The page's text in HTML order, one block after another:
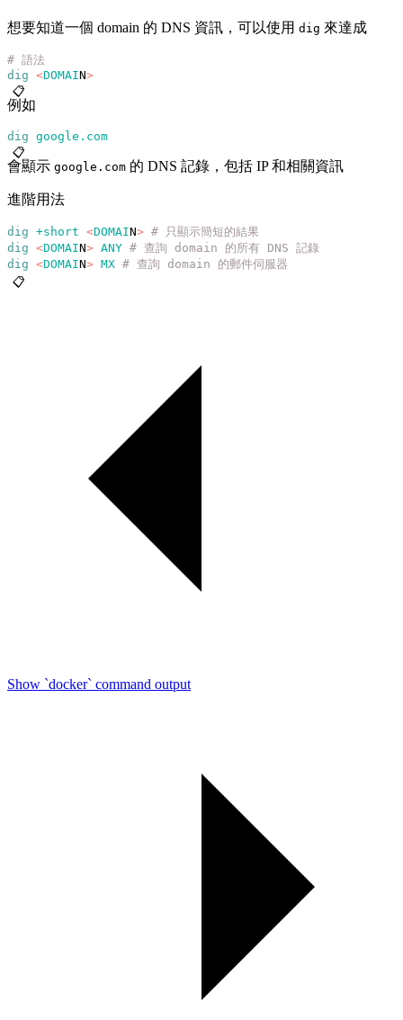
想要知道一個 domain 的 DNS 資訊，可以使用 dig 來達成
# 語法
dig <DOMAIN>
📋
例如
dig google.com
📋
會顯示 google.com 的 DNS 記錄，包括 IP 和相關資訊
進階用法
dig +short <DOMAIN> # 只顯示簡短的結果
dig <DOMAIN> ANY # 查詢 domain 的所有 DNS 記錄
dig <DOMAIN> MX # 查詢 domain 的郵件伺服器
📋
Show `docker` command output